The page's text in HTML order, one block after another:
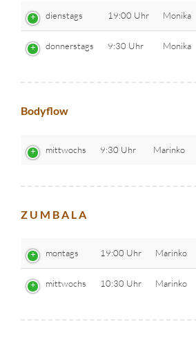
dienstags 19:00 Uhr Monika
donnerstags 9:30 Uhr Monika
Bodyflow
mittwochs 9:30 Uhr Marinko
Z U M B A L A
montags 19:00 Uhr Marinko
mittwochs 10:30 Uhr Marinko